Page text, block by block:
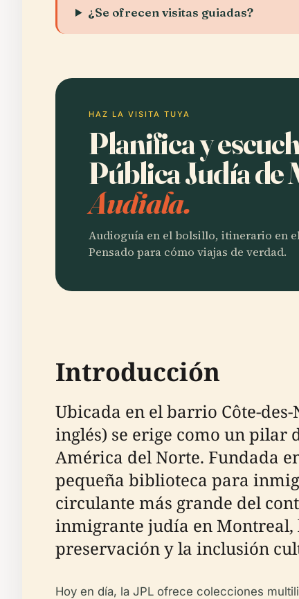
¿Se ofrecen visitas guiadas?
HAZ LA VISITA TUYA
Planifica y
Pública Judía
Audiala.
Audioguía en el bolsillo, itinerario en
Pensado para cómo viajas de verdad.
Introducción
Ubicada en el barrio Côte-
inglés) se erige como un
América del Norte. Fundada
pequeña biblioteca para
circulante más grande del
inmigrante judía en Montreal,
preservación y la inclusión
Hoy en día, la JPL ofrece colecciones